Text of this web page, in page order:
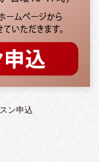
ン申込